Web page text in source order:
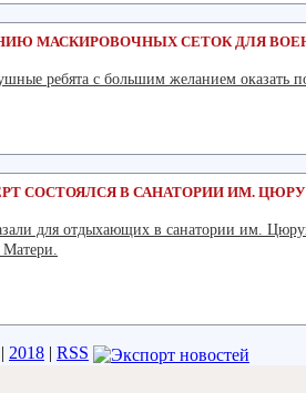
МАСКИРОВОЧНЫХ СЕТОК ДЛЯ
ребята с большим желанием
СОСТОЯЛСЯ В САНАТОРИИ ИМ.
для отдыхающих в санатории им.
| 2018 | RSS